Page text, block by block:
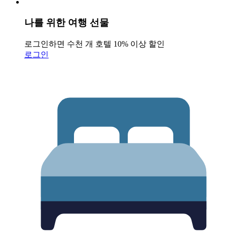
나를 위한 여행 선물
로그인하면 수천 개 호텔 10% 이상 할인
로그인